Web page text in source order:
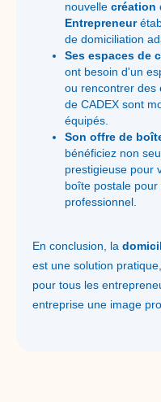
nouvelle création
Entrepreneur
de domiciliation
Ses espaces de
ont besoin d'un
ou rencontrer des
de CADEX sont
équipés.
Son offre de
bénéficiez non
prestigieuse pour
boîte postale
professionnel.
En conclusion, la
est une solution
pour tous les
entreprise une image